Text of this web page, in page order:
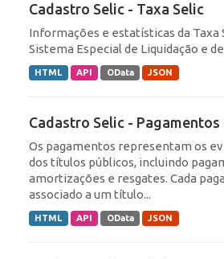
Cadastro Selic - Taxa Selic
Informações e estatísticas da Taxa
Sistema Especial de Liquidação e
HTML API OData JSON
Cadastro Selic - Pagamentos
Os pagamentos representam os
dos títulos públicos, incluindo
amortizações e resgates. Cada
associado a um título...
HTML API OData JSON